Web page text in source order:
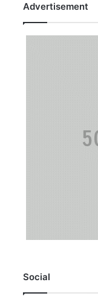
Advertisement
Social